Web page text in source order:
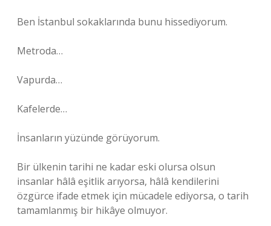
Ben İstanbul sokaklarında bunu hissediyorum.
Metroda…
Vapurda…
Kafelerde…
İnsanların yüzünde görüyorum.
Bir ülkenin tarihi ne kadar eski olursa olsun
insanlar hâlâ eşitlik arıyorsa, hâlâ kendilerini
özgürce ifade etmek için mücadele ediyorsa, o tarih
tamamlanmış bir hikâye olmuyor.